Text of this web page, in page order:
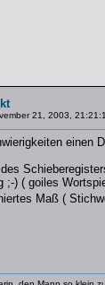
21, 2003,
einen
;-) ( goiles
Maß (